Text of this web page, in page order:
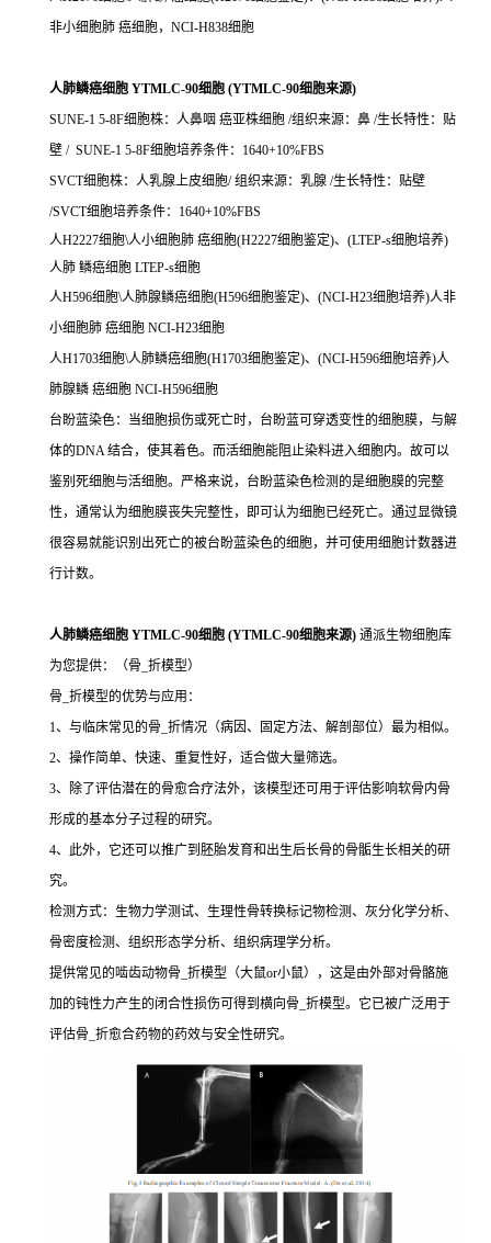
非小细胞肺 癌细胞，NCI-H838细胞
人肺鳞癌细胞 YTMLC-90细胞 (YTMLC-90细胞来源)
SUNE-1 5-8F细胞株：人鼻咽 癌亚株细胞 /组织来源：鼻 /生长特性：贴
壁 / SUNE-1 5-8F细胞培养条件：1640+10%FBS
SVCT细胞株：人乳腺上皮细胞/ 组织来源：乳腺 /生长特性：贴壁
/SVCT细胞培养条件：1640+10%FBS
人H2227细胞\人小细胞肺 癌细胞(H2227细胞鉴定)、(LTEP-s细胞培养)
人肺 鳞癌细胞 LTEP-s细胞
人H596细胞\人肺腺鳞癌细胞(H596细胞鉴定)、(NCI-H23细胞培养)人非
小细胞肺 癌细胞 NCI-H23细胞
人H1703细胞\人肺鳞癌细胞(H1703细胞鉴定)、(NCI-H596细胞培养)人
肺腺鳞 癌细胞 NCI-H596细胞
台盼蓝染色：当细胞损伤或死亡时，台盼蓝可穿透变性的细胞膜，与解
体的DNA 结合，使其着色。而活细胞能阻止染料进入细胞内。故可以
鉴别死细胞与活细胞。严格来说，台盼蓝染色检测的是细胞膜的完整
性，通常认为细胞膜丧失完整性，即可认为细胞已经死亡。通过显微镜
很容易就能识别出死亡的被台盼蓝染色的细胞，并可使用细胞计数器进
行计数。
人肺鳞癌细胞 YTMLC-90细胞 (YTMLC-90细胞来源) 通派生物细胞库
为您提供：（骨_折模型）
骨_折模型的优势与应用：
1、与临床常见的骨_折情况（病因、固定方法、解剖部位）最为相似。
2、操作简单、快速、重复性好，适合做大量筛选。
3、除了评估潜在的骨愈合疗法外，该模型还可用于评估影响软骨内骨
形成的基本分子过程的研究。
4、此外，它还可以推广到胚胎发育和出生后长骨的骨骺生长相关的研
究。
检测方式：生物力学测试、生理性骨转换标记物检测、灰分化学分析、
骨密度检测、组织形态学分析、组织病理学分析。
提供常见的啮齿动物骨_折模型（大鼠or小鼠），这是由外部对骨骼施
加的钝性力产生的闭合性损伤可得到横向骨_折模型。它已被广泛用于
评估骨_折愈合药物的药效与安全性研究。